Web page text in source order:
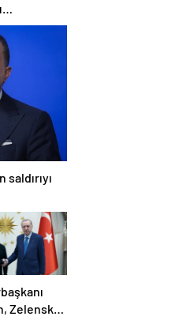
başladı
saldırıyı
Zelensky